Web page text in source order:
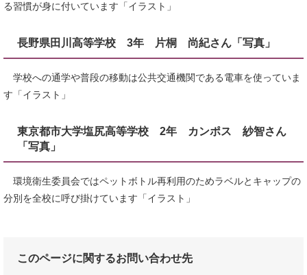
る習慣が身に付いています「イラスト」
長野県田川高等学校 3年 片桐 尚紀さん「写真」
学校への通学や普段の移動は公共交通機関である電車を使っていま
す「イラスト」
東京都市大学塩尻高等学校 2年 カンポス 紗智さん
「写真」
環境衛生委員会ではペットボトル再利用のためラベルとキャップの
分別を全校に呼び掛けています「イラスト」
このページに関するお問い合わせ先